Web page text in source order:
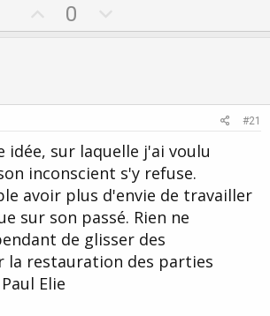
p
t
0
o
v
t
e
#21
idée, sur laquelle j'ai voulu
inconscient s'y refuse.
avoir plus d'envie de travailler
sur son passé. Rien ne
de glisser des
la restauration des parties
Elie